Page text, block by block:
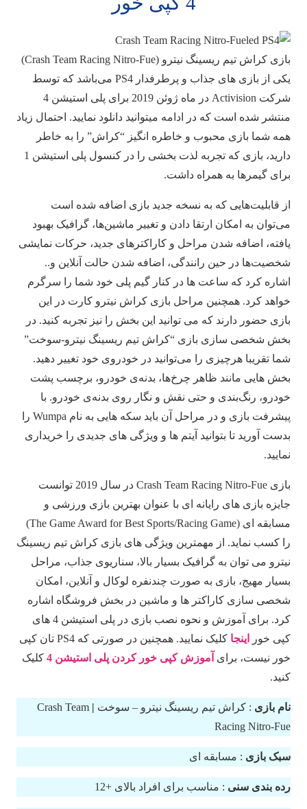
بازی کراش تیم ریسینگ نیترو (Crash Team Racing Nitro-Fue)
یکی از بازی های جذاب و پرطرفدار PS4 می‌باشد که توسط
شرکت Activision در ماه ژوئن 2019 برای پلی استیشن 4
منتشر شده است که در ادامه میتوانید دانلود نمایید. احتمال زیاد
همه شما بازی محبوب و خاطره انگیز “کراش” را به خاطر
دارید، بازی که تجربه لذت بخشی را در کنسول پلی استیشن 1
برای گیمرها به همراه داشت.
از قابلیت‌هایی که به نسخه جدید بازی اضافه شده است
می‌توان به امکان ارتقا دادن و تغییر ماشین‌ها، گرافیک بهبود
یافته، اضافه شدن مراحل و کاراکترهای جدید، حرکات نمایشی
شخصیت‌ها در حین رانندگی، اضافه شدن حالت آنلاین و..
اشاره کرد که ساعت ها در کنار گیم پلی خود شما را سرگرم
خواهد کرد. همچنین مراحل بازی کراش نیترو کارت در این
بازی حضور دارند که می توانید این بخش را نیز تجربه کنید. در
بخش شخصی سازی بازی “کراش تیم ریسینگ نیترو-سوخت”
شما تقریبا هرچیزی را می‌توانید در خودروی خود تغییر دهید.
بخش هایی مانند ظاهر چرخ‌ها، بدنه‌ی خودرو، برچسب پشت
خودرو، رنگ‌بندی و حتی نقش و نگار روی بدنه‌ی خودرو. با
پیشرفت بازی و در مراحل آن باید سکه هایی به نام Wumpa را
بدست آورید تا بتوانید آیتم ها و ویژگی های جدیدی را خریداری
نمایید.
بازی Crash Team Racing Nitro-Fue در سال 2019 توانست
جایزه بازی های رایانه ای با عنوان بهترین بازی ورزشی و
مسابقه ای (The Game Award for Best Sports/Racing Game)
را کسب نماید. از مهمترین ویژگی های بازی کراش تیم ریسینگ
نیترو می توان به گرافیک بسیار بالا، سناریوی جذاب، مراحل
بسیار مهیج، بازی به صورت چندنفره لوکال و آنلاین، امکان
شخصی سازی کاراکتر ها و ماشین در بخش فروشگاه اشاره
کرد. برای آموزش و نحوه نصب بازی در پلی استیشن 4 های
کپی خور
اینجا
کلیک نمایید. همچنین در صورتی که PS4 تان کپی
خور نیست، برای آموزش کپی خور کردن پلی استیشن 4
کلیک
کنید.
نام بازی : کراش تیم ریسینگ نیترو – سوخت |
Crash Team
Racing Nitro-Fue
سبک بازی : مسابقه ای
رده بندی سنی : مناسب برای افراد بالای +12